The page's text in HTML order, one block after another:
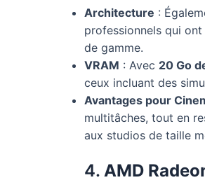
Architecture :
professionnels qui
de gamme.
VRAM : Avec 20 Go
ceux incluant des
Avantages pour
multitâches, tout en
aux studios de taille
4. AMD